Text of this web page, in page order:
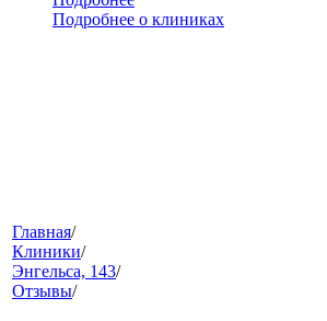
Подробнее о клиниках
меню
Главная/
Клиники/
Энгельса, 143/
Отзывы/